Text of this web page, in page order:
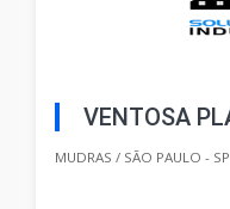
VENTOSA
MUDRAS / SÃO PAULO - SP